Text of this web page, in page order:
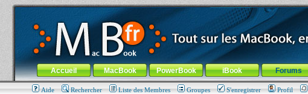
MacBook-fr.com : 100% Apple... 100% nomade !
Aller au contenu-Aller au menu général-Aller au menu de la rubrique
Menu général
Accueil MacBook PowerBook iBook Forums
Aide Rechercher Liste des Membres Groupes S'enregistrer Profil